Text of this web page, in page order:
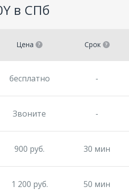
в СПб
Цена Срок
бесплатно -
Звоните -
900 руб. 30 мин
1 200 руб. 50 мин